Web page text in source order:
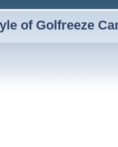
of Golfreeze